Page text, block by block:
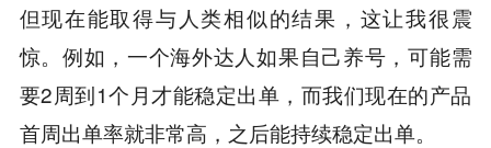
但现在能取得与人类相似的结果，这让我很震
惊。例如，一个海外达人如果自己养号，可能需
要2周到1个月才能稳定出单，而我们现在的产品
首周出单率就非常高，之后能持续稳定出单。